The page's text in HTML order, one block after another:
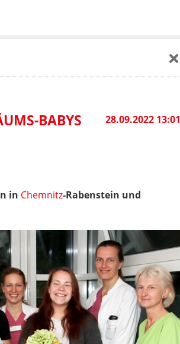
28.09.2022 13:01
BABYS
in Chemnitz-Rabenstein und